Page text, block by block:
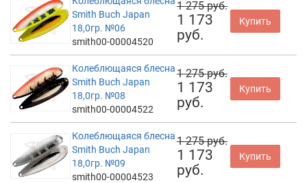
Smith Buch Japan
18,0гр. №06
smith00-00004520
1 275 руб.
1 173
руб.
Купить
Колеблющаяся блесна
Smith Buch Japan
18,0гр. №08
smith00-00004522
1 275 руб.
1 173
руб.
Купить
Колеблющаяся блесна
Smith Buch Japan
18,0гр. №09
smith00-00004523
1 275 руб.
1 173
руб.
Купить